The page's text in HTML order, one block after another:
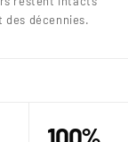
des décennies.